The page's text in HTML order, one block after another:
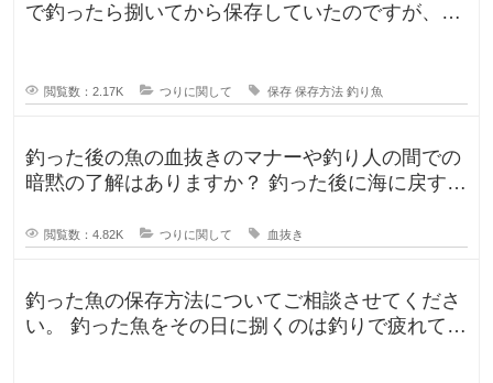
で釣ったら捌いてから保存していたのですが、人
閲覧数：2.17K つりに関して 保存 保存方法 釣り魚
釣った後の魚の血抜きのマナーや釣り人の間での
暗黙の了解はありますか？ 釣った後に海に戻す
閲覧数：4.82K つりに関して 血抜き
釣った魚の保存方法についてご相談させてくださ
い。 釣った魚をその日に捌くのは釣りで疲れてい